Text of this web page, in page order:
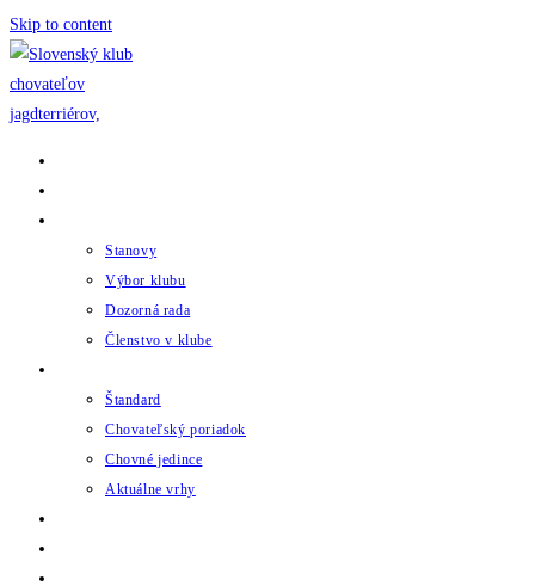
Skip to content
Stanovy
Výbor klubu
Dozorná rada
Členstvo v klube
Štandard
Chovateľský poriadok
Chovné jedince
Aktuálne vrhy